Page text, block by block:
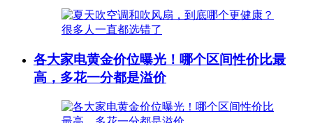
各大家电黄金价位曝光！哪个区间性价比最
高，多花一分都是溢价